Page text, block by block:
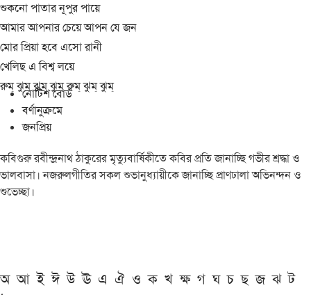
শুকনো পাতার নূপুর পায়ে
আমার আপনার চেয়ে আপন যে জন
মোর প্রিয়া হবে এসো রানী
খেলিছ এ বিশ্ব লয়ে
রুম্ ঝুম্ ঝুম্ ঝুম্ রুম্ ঝুম্ ঝুম্
নোটিশ বোর্ড
বর্ণানুক্রমে
জনপ্রিয়
কবিগুরু রবীন্দ্রনাথ ঠাকুরের মৃত্যুবার্ষিকীতে কবির প্রতি জানাচ্ছি গভীর শ্রদ্ধা ও
ভালবাসা। নজরুলগীতির সকল শুভানুধ্যায়ীকে জানাচ্ছি প্রাণঢালা অভিনন্দন ও
শুভেচ্ছা।
অ আ ই ঈ উ ঊ এ ঐ ও ক খ ক্ষ গ ঘ চ ছ জ ঝ ট